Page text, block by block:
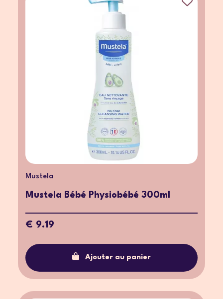
Mustela
Mustela Bébé Physiobébé 300ml
€ 9.19
Ajouter au panier